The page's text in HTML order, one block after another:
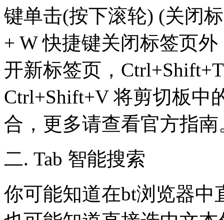
键单击(按下滚轮) (关闭
+ W 快捷键关闭标签页
开新标签页，
Ctrl+Shift+V 将剪切板中
合，更多请查看官方指南
二. Tab 智能搜索
你可能知道在bt浏览器中